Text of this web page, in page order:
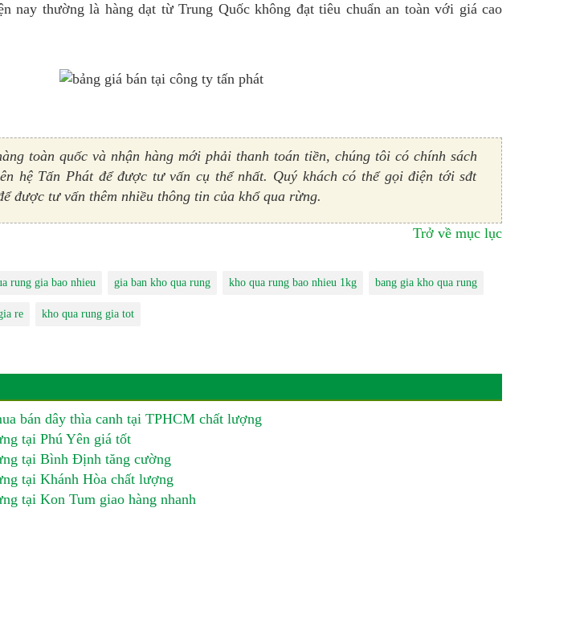
nay thường là hàng dạt từ Trung Quốc không đạt tiêu chuẩn an toàn với giá cao
toàn quốc và nhận hàng mới phải thanh toán tiền, chúng tôi có chính sách
hệ Tấn Phát để được tư vấn cụ thể nhất. Quý khách có thể gọi điện tới sđt
được tư vấn thêm nhiều thông tin của khổ qua rừng.
Trở về mục lục
rung gia bao nhieu gia ban kho qua rung kho qua rung bao nhieu 1kg bang gia kho qua rung
re kho qua rung gia tot
bán dây thìa canh tại TPHCM chất lượng
tại Phú Yên giá tốt
tại Bình Định tăng cường
tại Khánh Hòa chất lượng
tại Kon Tum giao hàng nhanh